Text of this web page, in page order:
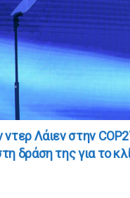
Λάιεν στην
δράση της για το